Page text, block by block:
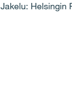
Jakelu: Helsingin